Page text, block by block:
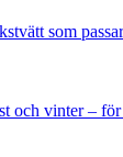
som
och vinter – för